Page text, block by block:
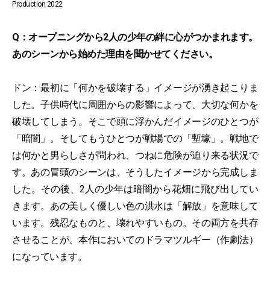
Production 2022
Q：オープニングから2人の少年の絆に心がつかまれます。
あのシーンから始めた理由を聞かせてください。
ドン：最初に「何かを破壊する」イメージが湧き起こりま
した。子供時代に周囲からの影響によって、大切な何かを
破壊してしまう。そこで頭に浮かんだイメージのひとつが
「暗闇」。そしてもうひとつが戦場での「塹壕」。戦地で
は何かと男らしさが問われ、つねに危険が迫り来る状況で
す。あの冒頭のシーンは、そうしたイメージから完成しま
した。その後、2人の少年は暗闇から花畑に飛び出してい
きます。あの美しく優しい色の洪水は「解放」を意味して
います。残忍なものと、壊れやすいもの。その両方を共存
させることが、本作においてのドラマツルギー（作劇法）
になっています。